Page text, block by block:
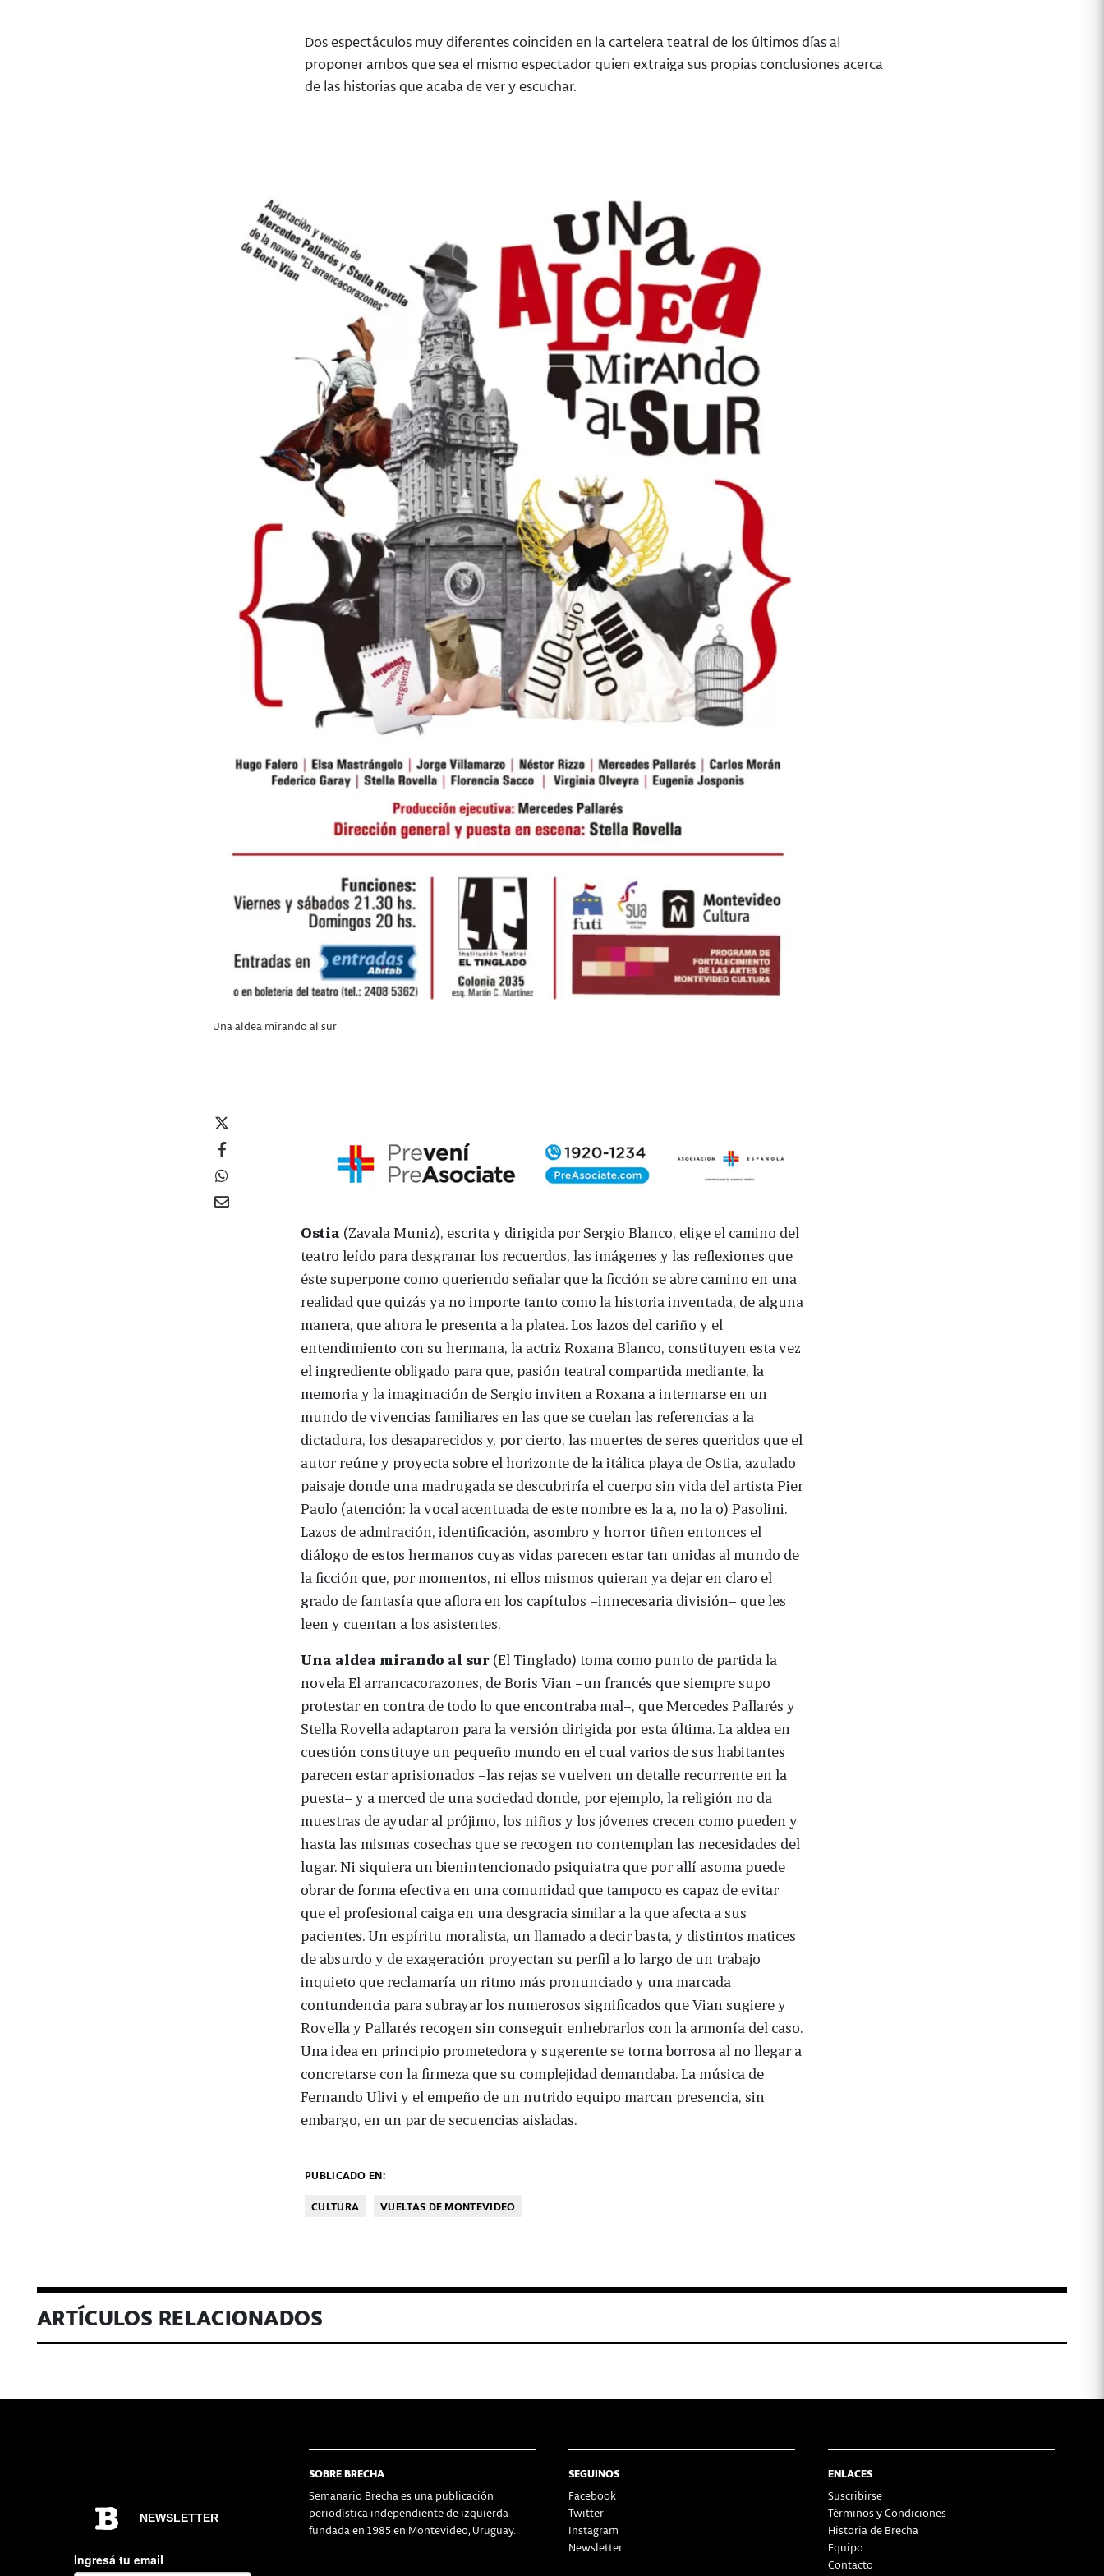
Dos espectáculos muy diferentes coinciden en la cartelera teatral de los últimos días al
proponer ambos que sea el mismo espectador quien extraiga sus propias conclusiones acerca
de las historias que acaba de ver y escuchar.
Una aldea mirando al sur
Ostia (Zavala Muniz), escrita y dirigida por Sergio Blanco, elige el camino del
teatro leído para desgranar los recuerdos, las imágenes y las reflexiones que
éste superpone como queriendo señalar que la ficción se abre camino en una
realidad que quizás ya no importe tanto como la historia inventada, de alguna
manera, que ahora le presenta a la platea. Los lazos del cariño y el
entendimiento con su hermana, la actriz Roxana Blanco, constituyen esta vez
el ingrediente obligado para que, pasión teatral compartida mediante, la
memoria y la imaginación de Sergio inviten a Roxana a internarse en un
mundo de vivencias familiares en las que se cuelan las referencias a la
dictadura, los desaparecidos y, por cierto, las muertes de seres queridos que el
autor reúne y proyecta sobre el horizonte de la itálica playa de Ostia, azulado
paisaje donde una madrugada se descubriría el cuerpo sin vida del artista Pier
Paolo (atención: la vocal acentuada de este nombre es la a, no la o) Pasolini.
Lazos de admiración, identificación, asombro y horror tiñen entonces el
diálogo de estos hermanos cuyas vidas parecen estar tan unidas al mundo de
la ficción que, por momentos, ni ellos mismos quieran ya dejar en claro el
grado de fantasía que aflora en los capítulos –innecesaria división– que les
leen y cuentan a los asistentes.
Una aldea mirando al sur (El Tinglado) toma como punto de partida la
novela El arrancacorazones, de Boris Vian –un francés que siempre supo
protestar en contra de todo lo que encontraba mal–, que Mercedes Pallarés y
Stella Rovella adaptaron para la versión dirigida por esta última. La aldea en
cuestión constituye un pequeño mundo en el cual varios de sus habitantes
parecen estar aprisionados –las rejas se vuelven un detalle recurrente en la
puesta– y a merced de una sociedad donde, por ejemplo, la religión no da
muestras de ayudar al prójimo, los niños y los jóvenes crecen como pueden y
hasta las mismas cosechas que se recogen no contemplan las necesidades del
lugar. Ni siquiera un bienintencionado psiquiatra que por allí asoma puede
obrar de forma efectiva en una comunidad que tampoco es capaz de evitar
que el profesional caiga en una desgracia similar a la que afecta a sus
pacientes. Un espíritu moralista, un llamado a decir basta, y distintos matices
de absurdo y de exageración proyectan su perfil a lo largo de un trabajo
inquieto que reclamaría un ritmo más pronunciado y una marcada
contundencia para subrayar los numerosos significados que Vian sugiere y
Rovella y Pallarés recogen sin conseguir enhebrarlos con la armonía del caso.
Una idea en principio prometedora y sugerente se torna borrosa al no llegar a
concretarse con la firmeza que su complejidad demandaba. La música de
Fernando Ulivi y el empeño de un nutrido equipo marcan presencia, sin
embargo, en un par de secuencias aisladas.
PUBLICADO EN:
CULTURA
VUELTAS DE MONTEVIDEO
ARTÍCULOS RELACIONADOS
SOBRE BRECHA
Semanario Brecha es una publicación
periodística independiente de izquierda
fundada en 1985 en Montevideo, Uruguay.
SEGUINOS
Facebook
Twitter
Instagram
Newsletter
ENLACES
Suscribirse
Términos y Condiciones
Historia de Brecha
Equipo
Contacto